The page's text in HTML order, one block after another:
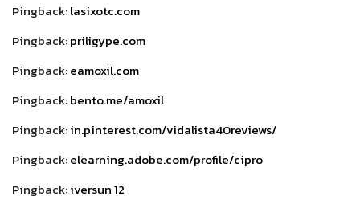
Pingback:lasixotc.com
Pingback:priligype.com
Pingback:eamoxil.com
Pingback:bento.me/amoxil
Pingback:in.pinterest.com/vidalista40reviews/
Pingback:elearning.adobe.com/profile/cipro
Pingback:iversun 12